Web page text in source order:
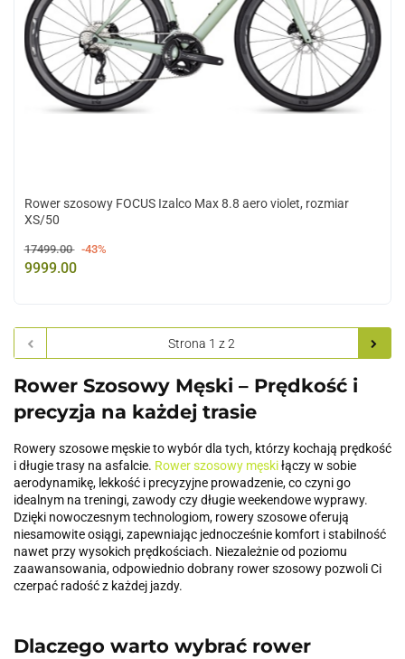
Rower szosowy FOCUS Izalco Max 8.8 aero violet, rozmiar
XS/50
17499.00 -43%
9999.00
Rower Szosowy Męski – Prędkość i
precyzja na każdej trasie
Rowery szosowe męskie to wybór dla tych, którzy kochają prędkość
i długie trasy na asfalcie. Rower szosowy męskiłączy w sobie
aerodynamikę, lekkość i precyzyjne prowadzenie, co czyni go
idealnym na treningi, zawody czy długie weekendowe wyprawy.
Dzięki nowoczesnym technologiom, rowery szosowe oferują
niesamowite osiągi, zapewniając jednocześnie komfort i stabilność
nawet przy wysokich prędkościach. Niezależnie od poziomu
zaawansowania, odpowiednio dobrany rower szosowy pozwoli Ci
czerpać radość z każdej jazdy.
Dlaczego warto wybrać rower